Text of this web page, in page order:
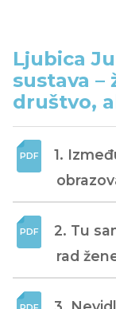
Ljubica
sustava –
društvo,
1.
2. Tu
rad